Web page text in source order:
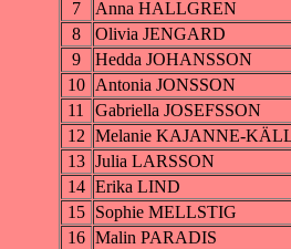
7
Anna HALLGREN
8
Olivia JENGARD
9
Hedda JOHANSSON
10 Antonia JONSSON
11
Gabriella JOSEFSSON
12 Melanie KAJANNE-
13 Julia LARSSON
14 Erika LIND
15
Sophie MELLSTIG
16 Malin PARADIS